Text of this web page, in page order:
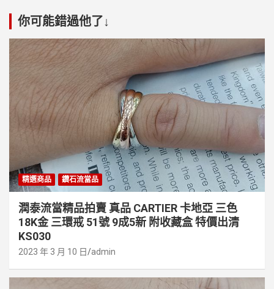
你可能錯過他了↓
精選商品 鑽石流當品
潤泰流當精品拍賣 真品 CARTIER 卡地亞 三色
18K金 三環戒 51號 9成5新 附收藏盒 特價出清
KS030
2023 年 3 月 10 日 admin